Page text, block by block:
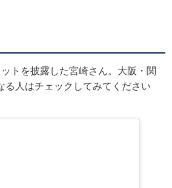
トを披露した宮崎さん。大阪・関
人はチェックしてみてください